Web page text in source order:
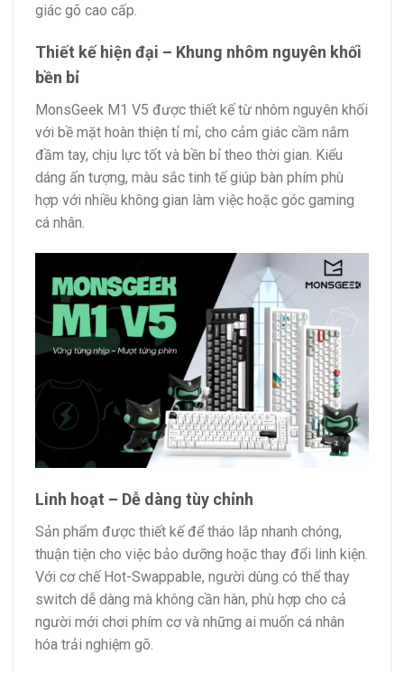
giác gõ cao cấp.
Thiết kế hiện đại – Khung nhôm nguyên khối
bền bỉ
MonsGeek M1 V5 được thiết kế từ nhôm nguyên khối
với bề mặt hoàn thiện tỉ mỉ, cho cảm giác cầm nắm
đầm tay, chịu lực tốt và bền bỉ theo thời gian. Kiểu
dáng ấn tượng, màu sắc tinh tế giúp bàn phím phù
hợp với nhiều không gian làm việc hoặc góc gaming
cá nhân.
Linh hoạt – Dễ dàng tùy chỉnh
Sản phẩm được thiết kế để tháo lắp nhanh chóng,
thuận tiện cho việc bảo dưỡng hoặc thay đổi linh kiện.
Với cơ chế Hot-Swappable, người dùng có thể thay
switch dễ dàng mà không cần hàn, phù hợp cho cả
người mới chơi phím cơ và những ai muốn cá nhân
hóa trải nghiệm gõ.